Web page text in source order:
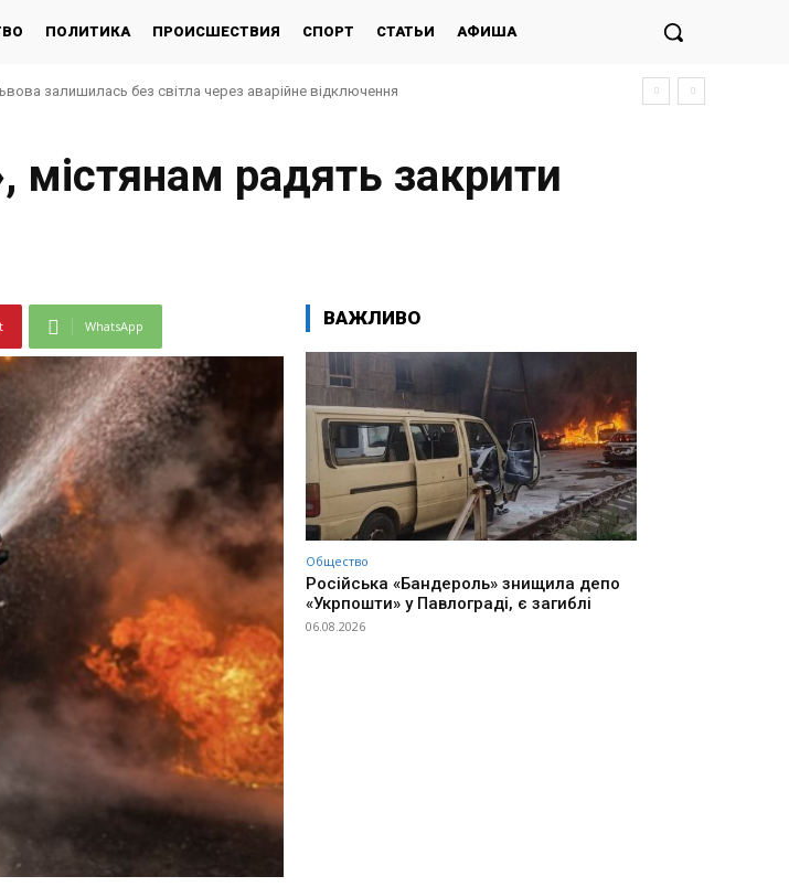
ПОЛИТИКА ПРОИСШЕСТВИЯ СПОРТ СТАТЬИ АФИША
залишилась без світла через аварійне відключення
містянам радять закрити
WhatsApp ВАЖЛИВО
Общество
Російська «Бандероль» знищила депо
«Укрпошти» у Павлограді, є загиблі
06.08.2026